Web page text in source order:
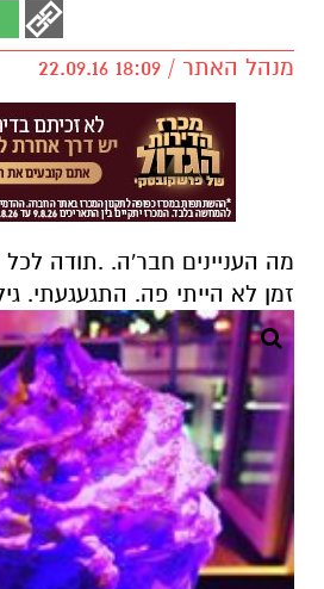
מנהל האתר / 18:09 22.09.16
מה העניינים חבר'ה. .תודה
זמן לא הייתי פה. התגעגעתי.